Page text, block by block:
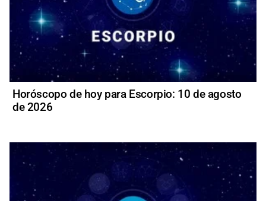
Horóscopo de hoy para Escorpio: 10 de agosto
de 2026